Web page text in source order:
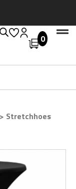
0
> Stretchhoes